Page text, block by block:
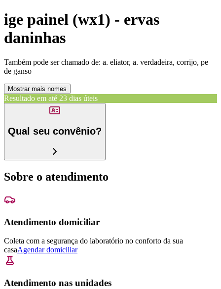
ige painel (wx1) - ervas
daninhas
Também pode ser chamado de: a. eliator, a. verdadeira, corrijo, pe
de ganso
Mostrar mais nomes
Resultado em até 23 dias úteis
Qual seu convênio?
Sobre o atendimento
Atendimento domiciliar
Coleta com a segurança do laboratório no conforto da sua
casaAgendar domiciliar
Atendimento nas unidades